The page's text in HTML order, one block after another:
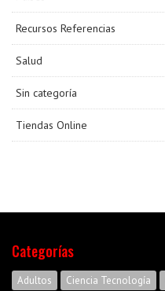
Recursos Referencias
Salud
Sin categoría
Tiendas Online
Categorías
Adultos Ciencia Tecnología